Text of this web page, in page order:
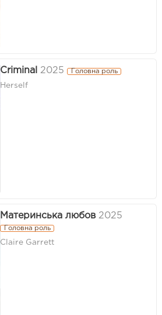
Criminal 2025 Головна роль
Herself
Материнська любов 2025
Головна роль
Claire Garrett